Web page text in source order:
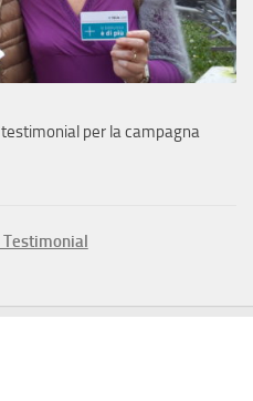
per la campagna